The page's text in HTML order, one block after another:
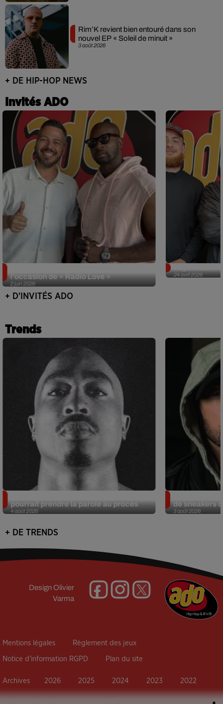
3 août 2026
Rim’K revient bien entouré dans son
nouvel EP « Soleil de minuit »
+ DE HIP-HOP NEWS
Invités ADO
2 juin 2026
l'occasion de « Radio Love »
24 avril 2026
+ D'INVITÉS ADO
Trends
4 août 2026
pourrait prendre la parole au procès
3 août 2026
de sneakers
+ DE TRENDS
Design Olivier
Varma
Mentions légales Règlement des jeux
Notice d’information RGPD Plan du site
Archives 2026 2025 2024 2023 2022